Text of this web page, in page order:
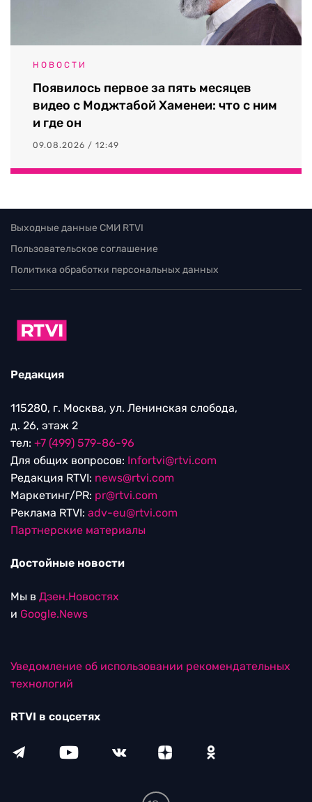
НОВОСТИ
Появилось первое за пять месяцев
видео с Моджтабой Хаменеи: что с ним
и где он
09.08.2026 / 12:49
Выходные данные СМИ RTVI
Пользовательское соглашение
Политика обработки персональных данных
Редакция
115280, г. Москва, ул. Ленинская слобода,
д. 26, этаж 2
тел: +7 (499) 579-86-96
Для общих вопросов: Infortvi@rtvi.com
Редакция RTVI: news@rtvi.com
Маркетинг/PR: pr@rtvi.com
Реклама RTVI: adv-eu@rtvi.com
Партнерские материалы
Достойные новости
Мы в Дзен.Новостях
и Google.News
Уведомление об использовании рекомендательных
технологий
RTVI в соцсетях